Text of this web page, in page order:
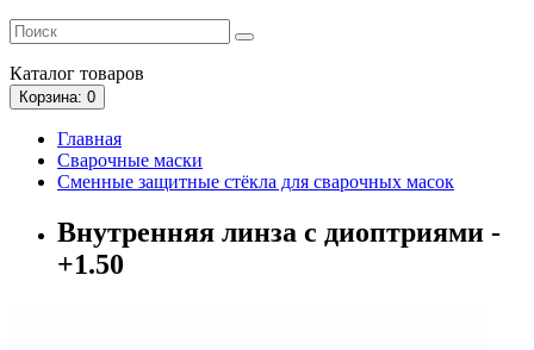
Каталог товаров
Корзина: 0
Главная
Сварочные маски
Сменные защитные стёкла для сварочных масок
Внутренняя линза с диоптриями -
+1.50